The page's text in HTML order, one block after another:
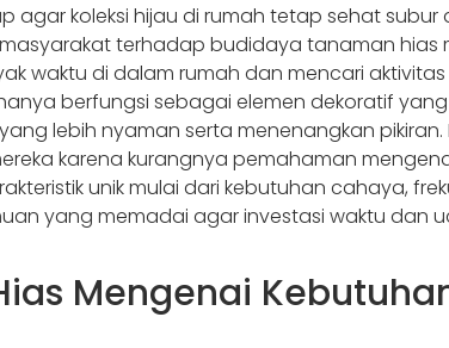
agar koleksi hijau di rumah tetap sehat
terhadap budidaya tanaman
waktu di dalam rumah dan mencari
berfungsi sebagai elemen dekoratif
lebih nyaman serta menenangkan
karena kurangnya pemahaman
unik mulai dari kebutuhan cahaya,
yang memadai agar investasi waktu dan
Mengenai